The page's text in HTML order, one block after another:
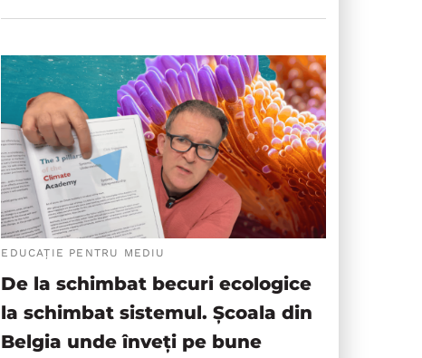
EDUCAȚIE PENTRU MEDIU
De la schimbat becuri ecologice
la schimbat sistemul. Școala din
Belgia unde înveți pe bune